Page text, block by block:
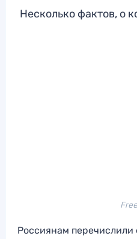
Несколько фактов, о
Россиянам